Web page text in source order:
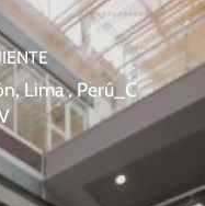
Lima , Perú_C